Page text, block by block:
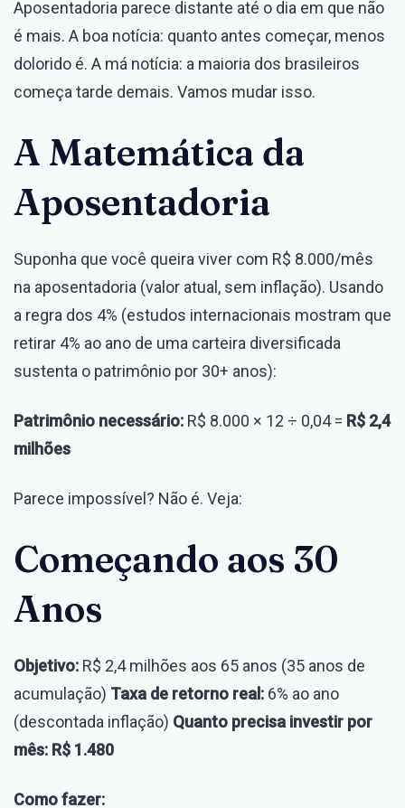
Aposentadoria parece distante até o dia em que não
é mais. A boa notícia: quanto antes começar, menos
dolorido é. A má notícia: a maioria dos brasileiros
começa tarde demais. Vamos mudar isso.
A Matemática da
Aposentadoria
Suponha que você queira viver com R$ 8.000/mês
na aposentadoria (valor atual, sem inflação). Usando
a regra dos 4% (estudos internacionais mostram que
retirar 4% ao ano de uma carteira diversificada
sustenta o patrimônio por 30+ anos):
Patrimônio necessário: R$ 8.000 × 12 ÷ 0,04 = R$ 2,4
milhões
Parece impossível? Não é. Veja:
Começando aos 30
Anos
Objetivo: R$ 2,4 milhões aos 65 anos (35 anos de
acumulação) Taxa de retorno real: 6% ao ano
(descontada inflação) Quanto precisa investir por
mês: R$ 1.480
Como fazer: